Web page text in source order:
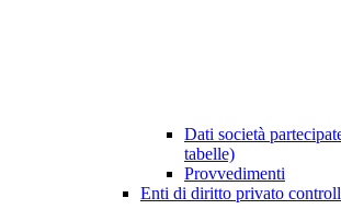
Dati società
tabelle)
Provvedimenti
Enti di diritto privato